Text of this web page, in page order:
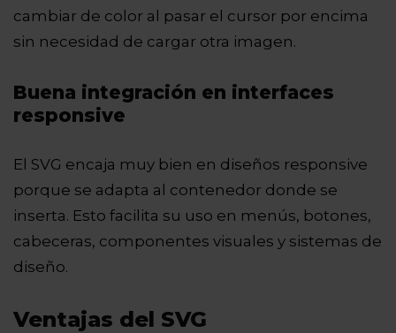
cambiar de color al pasar el cursor por encima
sin necesidad de cargar otra imagen.
Buena integración en interfaces
responsive
El SVG encaja muy bien en diseños responsive
porque se adapta al contenedor donde se
inserta. Esto facilita su uso en menús, botones,
cabeceras, componentes visuales y sistemas de
diseño.
Ventajas del SVG